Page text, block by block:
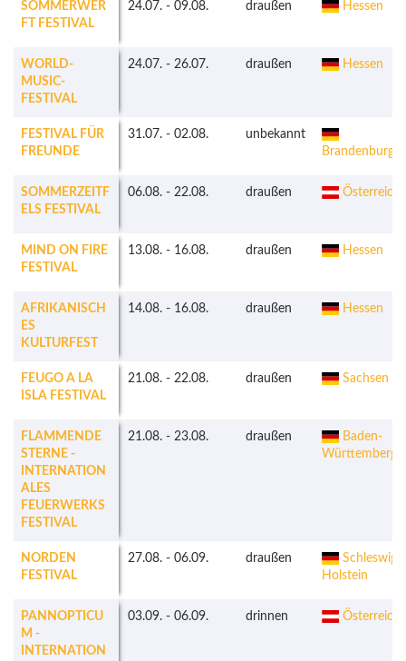
SOMMERWER
FT FESTIVAL
24.07. - 09.08. draußen Hessen
WORLD-
MUSIC-
FESTIVAL
24.07. - 26.07. draußen Hessen
FESTIVAL FÜR
FREUNDE
31.07. - 02.08.
unbekannt
Brandenburg
SOMMERZEITF
ELS FESTIVAL
06.08. - 22.08. draußen Österreich
MIND ON FIRE
FESTIVAL
13.08. - 16.08. draußen Hessen
AFRIKANISCH
ES
KULTURFEST
14.08. - 16.08. draußen Hessen
FEUGO A LA
ISLA FESTIVAL
21.08. - 22.08. draußen Sachsen
FLAMMENDE
STERNE -
INTERNATION
ALES
FEUERWERKS
FESTIVAL
21.08. - 23.08. draußen
Baden-
Württemberg
NORDEN
FESTIVAL
27.08. - 06.09. draußen
Schleswig-
Holstein
PANNOPTICU
M -
INTERNATION
03.09. - 06.09. drinnen Österreich